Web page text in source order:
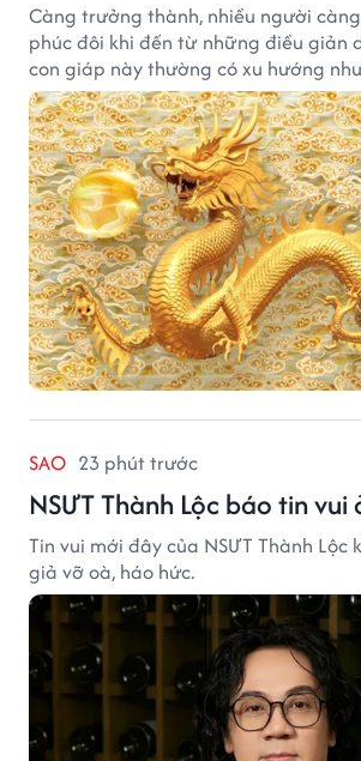
Càng trưởng thành, nhiều người
phúc đôi khi đến từ những điều giản
con giáp này thường có xu hướng
SAO 23 phút trước
NSƯT Thành Lộc báo tin
Tin vui mới đây của NSƯT Thành Lộc
giả vỡ oà, háo hức.